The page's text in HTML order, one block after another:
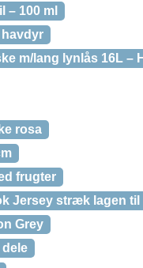
– 100 ml
m/lang lynlås 16L –
rosa
frugter
Jersey stræk lagen til
Grey
dele